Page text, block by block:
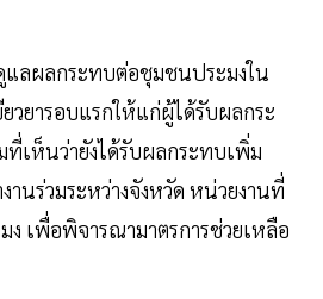
แลผลกระทบต่อชุมชนประมงใน
วยารอบแรกให้แก่ผู้ได้รับผลกระ
เห็นว่ายังได้รับผลกระทบเพิ่ม
านร่วมระหว่างจังหวัด หน่วยงานที่
ง เพื่อพิจารณามาตรการช่วยเหลือ